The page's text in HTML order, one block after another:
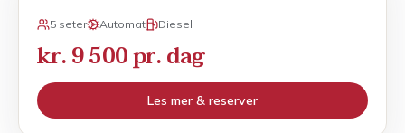
5 seter Automat Diesel
kr. 9 500 pr. dag
Les mer & reserver